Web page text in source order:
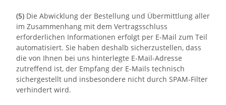
(5) Die Abwicklung der Bestellung und Übermittlung aller
im Zusammenhang mit dem Vertragsschluss
erforderlichen Informationen erfolgt per E-Mail zum Teil
automatisiert. Sie haben deshalb sicherzustellen, dass
die von Ihnen bei uns hinterlegte E-Mail-Adresse
zutreffend ist, der Empfang der E-Mails technisch
sichergestellt und insbesondere nicht durch SPAM-Filter
verhindert wird.